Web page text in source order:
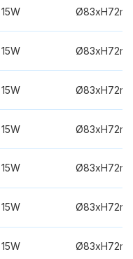
15W
15W
15W
15W
15W
15W
15W